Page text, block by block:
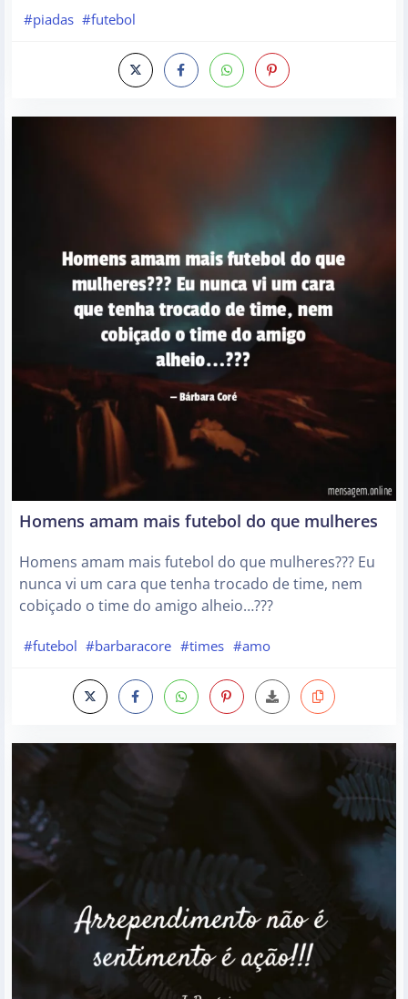
#piadas #futebol
Homens amam mais futebol do que mulheres
Homens amam mais futebol do que mulheres??? Eu
nunca vi um cara que tenha trocado de time, nem
cobiçado o time do amigo alheio…???
#futebol #barbaracore #times #amo